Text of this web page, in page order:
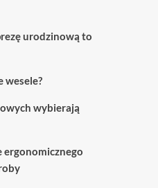
urodzinową to
wesele?
wybierają
ergonomicznego